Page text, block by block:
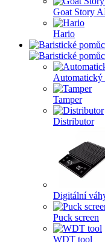
Goat Story
Hario
Automatický
Tamper
Distributor
Digitální
Puck screen
WDT tool